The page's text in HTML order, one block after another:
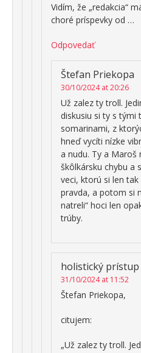
Vidím, že „redakcia“
choré príspevky od …
Odpovedať
Štefan Priekopa
30/10/2024 at 20:26
Už zalez ty troll.
diskusiu si ty s tými
somarinami, z
hneď vycíti nízke
a nudu. Ty a Maroš
škôlkársku chybu a
veci, ktorú si len
pravda, a potom si
natreli“ hoci len
trúby.
holistický prístup
31/10/2024 at 11:52
Štefan Priekopa,
citujem:
„Už zalez ty troll.